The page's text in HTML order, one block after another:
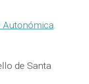
Autonómica.
de Santa